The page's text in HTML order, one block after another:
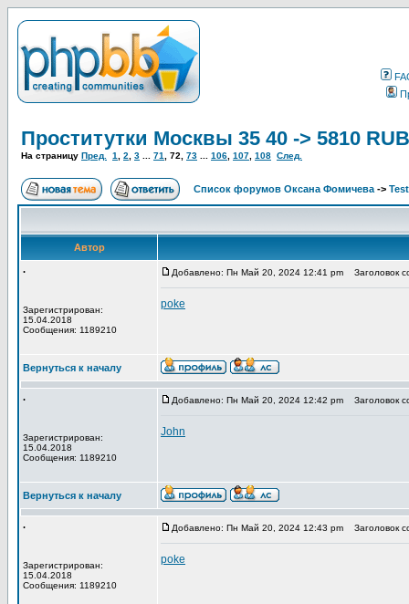
Проститутки Москвы 35 40 -> 5810 RUB
На страницу Пред. 1 2 3 71 72 73 106 107 108 След.
Список форумов Оксана Фомичева ->
Автор
.
Зарегистрирован:
15.04.2018
Сообщения: 1189210
Добавлено: Пн Май 20, 2024 12:41 pm Заголовок
poke
Вернуться к началу
.
Зарегистрирован:
15.04.2018
Сообщения: 1189210
Добавлено: Пн Май 20, 2024 12:42 pm Заголовок
John
Вернуться к началу
.
Зарегистрирован:
15.04.2018
Сообщения: 1189210
Добавлено: Пн Май 20, 2024 12:43 pm Заголовок
poke